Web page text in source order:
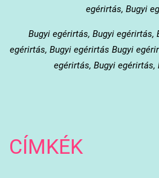
egérirtás, Bugyi
Bugyi egérirtás, Bugyi egérirtás,
egérirtás, Bugyi egérirtás Bugyi
egérirtás, Bugyi egérirtás,
CÍMKÉK